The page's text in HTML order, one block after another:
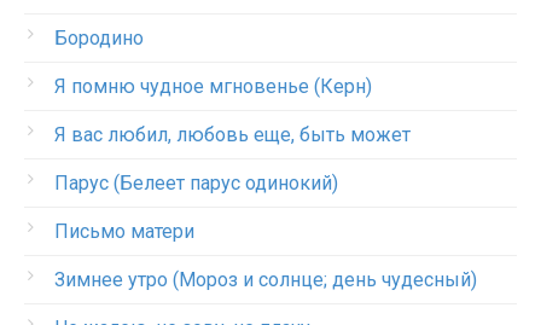
Бородино
Я помню чудное мгновенье (Керн)
Я вас любил, любовь еще, быть может
Парус (Белеет парус одинокий)
Письмо матери
Зимнее утро (Мороз и солнце; день чудесный)